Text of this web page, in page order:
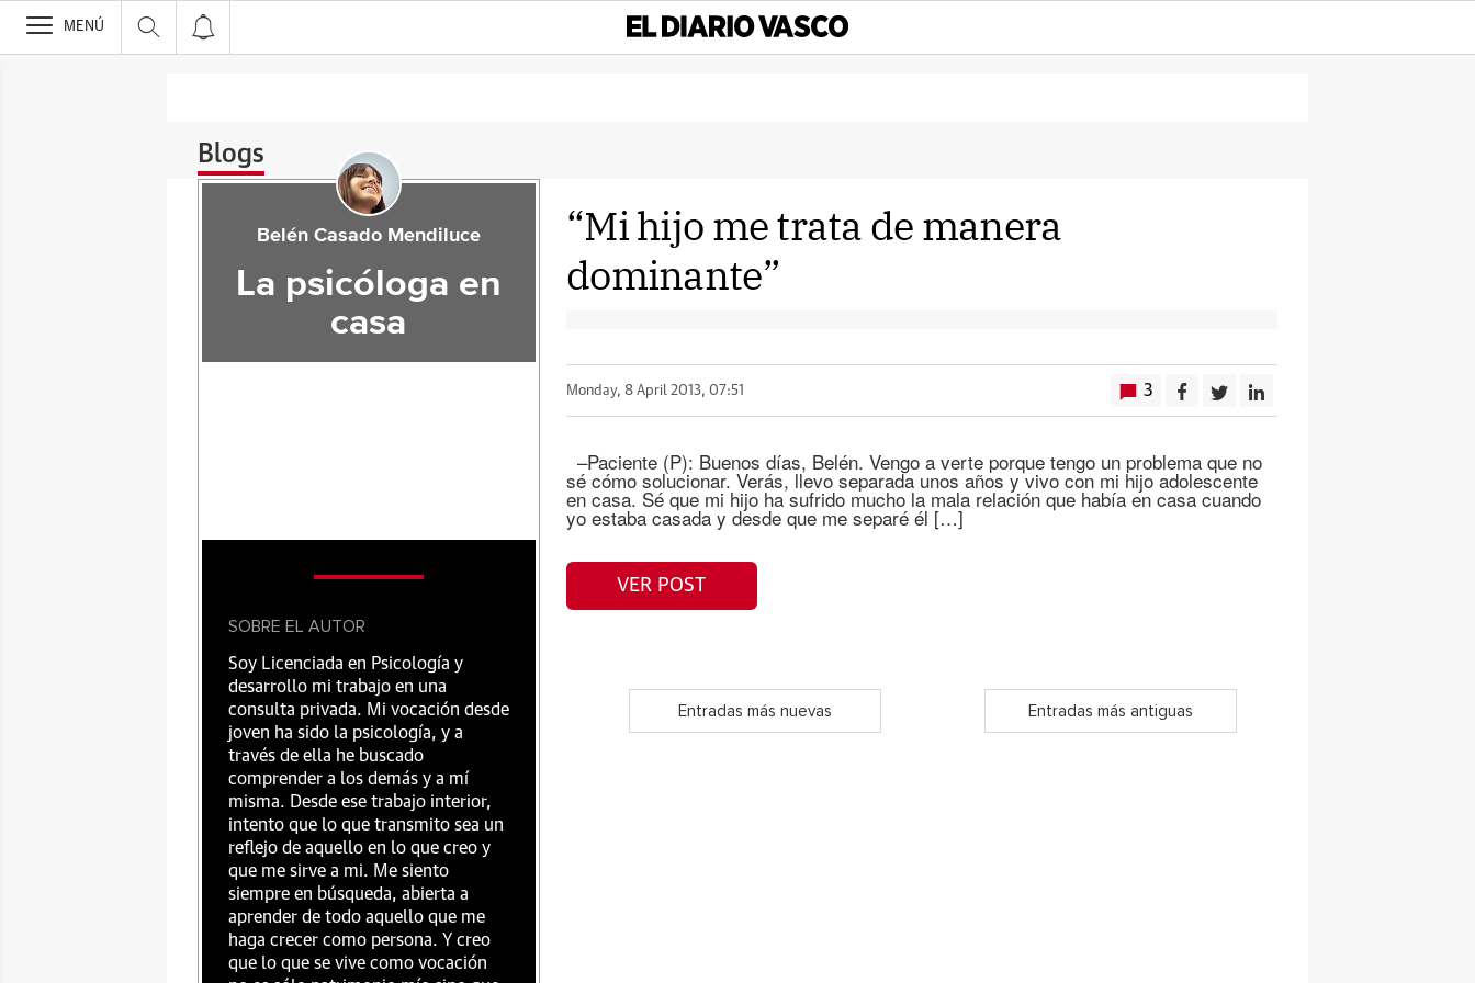
>
MENÚ
Blogs
“Mi hijo me trata de manera
dominante”
Monday, 8 April 2013, 07:51 3
–Paciente (P): Buenos días, Belén. Vengo a verte porque tengo un problema que no
sé cómo solucionar. Verás, llevo separada unos años y vivo con mi hijo adolescente
en casa. Sé que mi hijo ha sufrido mucho la mala relación que había en casa cuando
yo estaba casada y desde que me separé él […]
VER POST
Entradas más nuevas Entradas más antiguas
Belén Casado Mendiluce
La psicóloga en
casa
SOBRE EL AUTOR
Soy Licenciada en Psicología y
desarrollo mi trabajo en una
consulta privada. Mi vocación desde
joven ha sido la psicología, y a
través de ella he buscado
comprender a los demás y a mí
misma. Desde ese trabajo interior,
intento que lo que transmito sea un
reflejo de aquello en lo que creo y
que me sirve a mi. Me siento
siempre en búsqueda, abierta a
aprender de todo aquello que me
haga crecer como persona. Y creo
que lo que se vive como vocación